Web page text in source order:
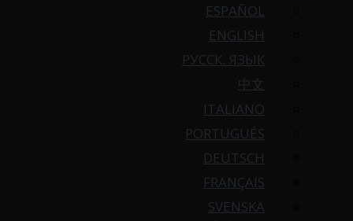
ESPAÑOL
ENGLISH
РУССК. ЯЗЫК
中文
ITALIANO
PORTUGUÉS
DEUTSCH
FRANÇAIS
SVENSKA